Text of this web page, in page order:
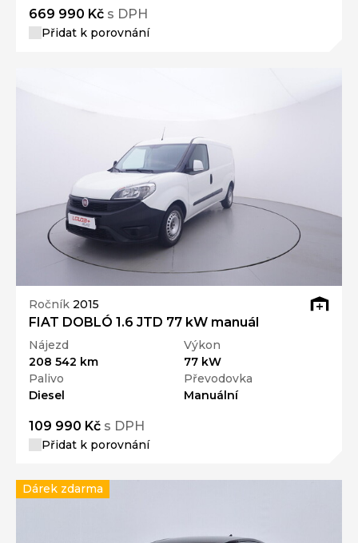
669 990 Kč s DPH
Přidat k porovnání
Ročník 2015
FIAT DOBLÓ 1.6 JTD 77 kW manuál
Nájezd
208 542 km
Výkon
77 kW
Palivo
Diesel
Převodovka
Manuální
109 990 Kč s DPH
Přidat k porovnání
Dárek zdarma